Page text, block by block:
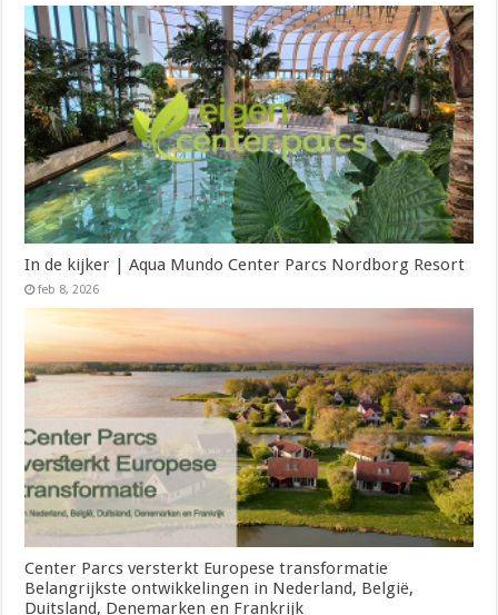
In de kijker | Aqua Mundo Center Parcs Nordborg Resort
feb 8, 2026
Center Parcs versterkt Europese transformatie
Belangrijkste ontwikkelingen in Nederland, België,
Duitsland, Denemarken en Frankrijk